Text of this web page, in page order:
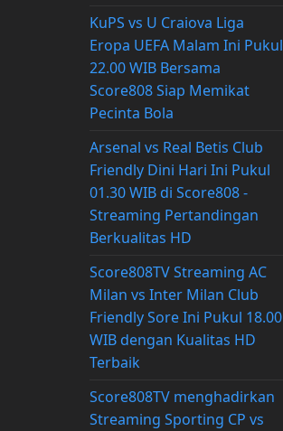
KuPS vs U Craiova Liga
Eropa UEFA Malam Ini Pukul
22.00 WIB Bersama
Score808 Siap Memikat
Pecinta Bola
Arsenal vs Real Betis Club
Friendly Dini Hari Ini Pukul
01.30 WIB di Score808 -
Streaming Pertandingan
Berkualitas HD
Score808TV Streaming AC
Milan vs Inter Milan Club
Friendly Sore Ini Pukul 18.00
WIB dengan Kualitas HD
Terbaik
Score808TV menghadirkan
Streaming Sporting CP vs